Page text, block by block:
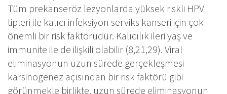
Tüm prekanseröz lezyonlarda yüksek riskli HPV
tipleri ile kalıcı infeksiyon serviks kanseri için çok
önemli bir risk faktörüdür. Kalıcılık ileri yaş ve
immunite ile de ilişkili olabilir (8,21,29). Viral
eliminasyonun uzun sürede gerçekleşmesi
karsinogenez açısından bir risk faktörü gibi
görünmekle birlikte, uzun sürede eliminasyonun